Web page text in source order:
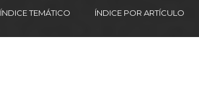
ÍNDICE TEMÁTICO ÍNDICE POR ARTÍCULO